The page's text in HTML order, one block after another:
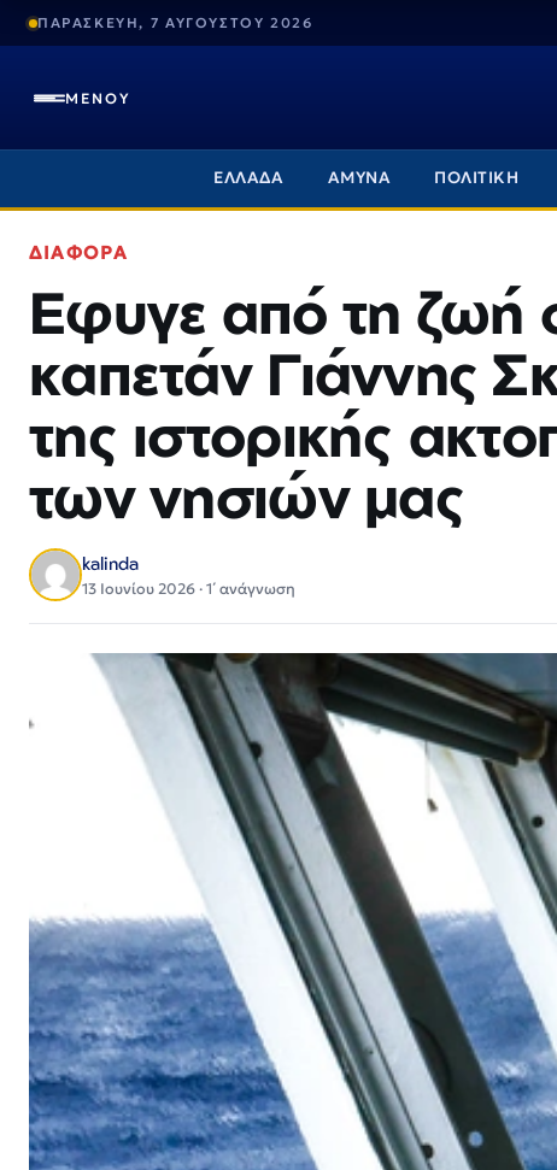
ΠΑΡΑΣΚΕΥΗ, 7 ΑΥΓΟΥΣΤΟΥ 2026
ΜΕΝΟΥ
ΕΛΛΑΔΑ ΑΜΥΝΑ ΠΟΛΙΤΙΚΗ
ΔΙΑΦΟΡΑ
Εφυγε από τη ζωή
καπετάν Γιάννης
της ιστορικής
των νησιών μας
kalinda
13 Ιουνίου 2026 · 1΄ ανάγνωση